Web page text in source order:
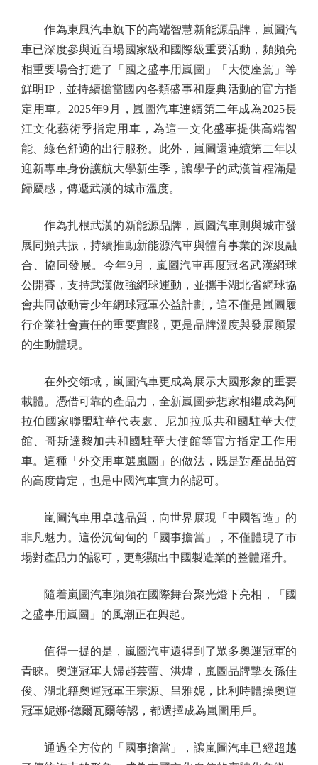
作為東風汽車旗下的高端智慧新能源品牌，嵐圖汽
車已深度參與近百場國家級和國際級重要活動，頻頻亮
相重要場合打造了「國之盛事用嵐圖」「大使座駕」等
鮮明IP，並持續擔當國內各類盛事和慶典活動的官方指
定用車。2025年9月，嵐圖汽車連續第二年成為2025長
江文化藝術季指定用車，為這一文化盛事提供高端智
能、綠色舒適的出行服務。此外，嵐圖還連續第二年以
迎新專車身份護航大學新生季，讓學子的武漢首程滿是
歸屬感，傳遞武漢的城市溫度。
作為扎根武漢的新能源品牌，嵐圖汽車則與城市發
展同頻共振，持續推動新能源汽車與體育事業的深度融
合、協同發展。今年9月，嵐圖汽車再度冠名武漢網球
公開賽，支持武漢做強網球運動，並攜手湖北省網球協
會共同啟動青少年網球冠軍公益計劃，這不僅是嵐圖履
行企業社會責任的重要實踐，更是品牌溫度與發展願景
的生動體現。
在外交領域，嵐圖汽車更成為展示大國形象的重要
載體。憑借可靠的產品力，全新嵐圖夢想家相繼成為阿
拉伯國家聯盟駐華代表處、尼加拉瓜共和國駐華大使
館、哥斯達黎加共和國駐華大使館等官方指定工作用
車。這種「外交用車選嵐圖」的做法，既是對產品品質
的高度肯定，也是中國汽車實力的認可。
嵐圖汽車用卓越品質，向世界展現「中國智造」的
非凡魅力。這份沉甸甸的「國事擔當」，不僅體現了市
場對產品力的認可，更彰顯出中國製造業的整體躍升。
隨着嵐圖汽車頻頻在國際舞台聚光燈下亮相，「國
之盛事用嵐圖」的風潮正在興起。
值得一提的是，嵐圖汽車還得到了眾多奧運冠軍的
青睞。奧運冠軍夫婦趙芸蕾、洪煒，嵐圖品牌摯友孫佳
俊、湖北籍奧運冠軍王宗源、昌雅妮，比利時體操奧運
冠軍妮娜·德爾瓦爾等認，都選擇成為嵐圖用戶。
通過全方位的「國事擔當」，讓嵐圖汽車已經超越